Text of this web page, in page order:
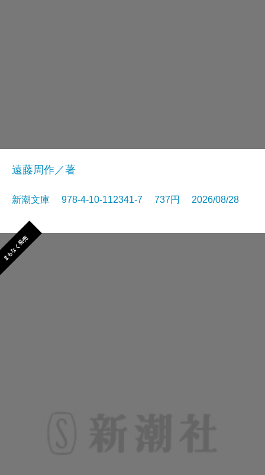
遠藤周作／著
新潮文庫 978-4-10-112341-7 737円 2026/08/28
まもなく発売